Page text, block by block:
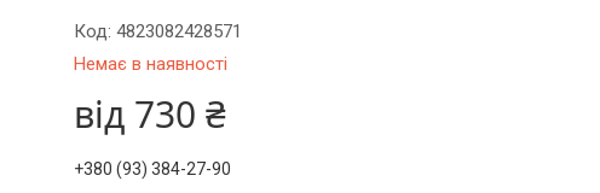
Немає в наявності
Код:4823082428571
від 730 ₴
+380 (93) 384-27-90